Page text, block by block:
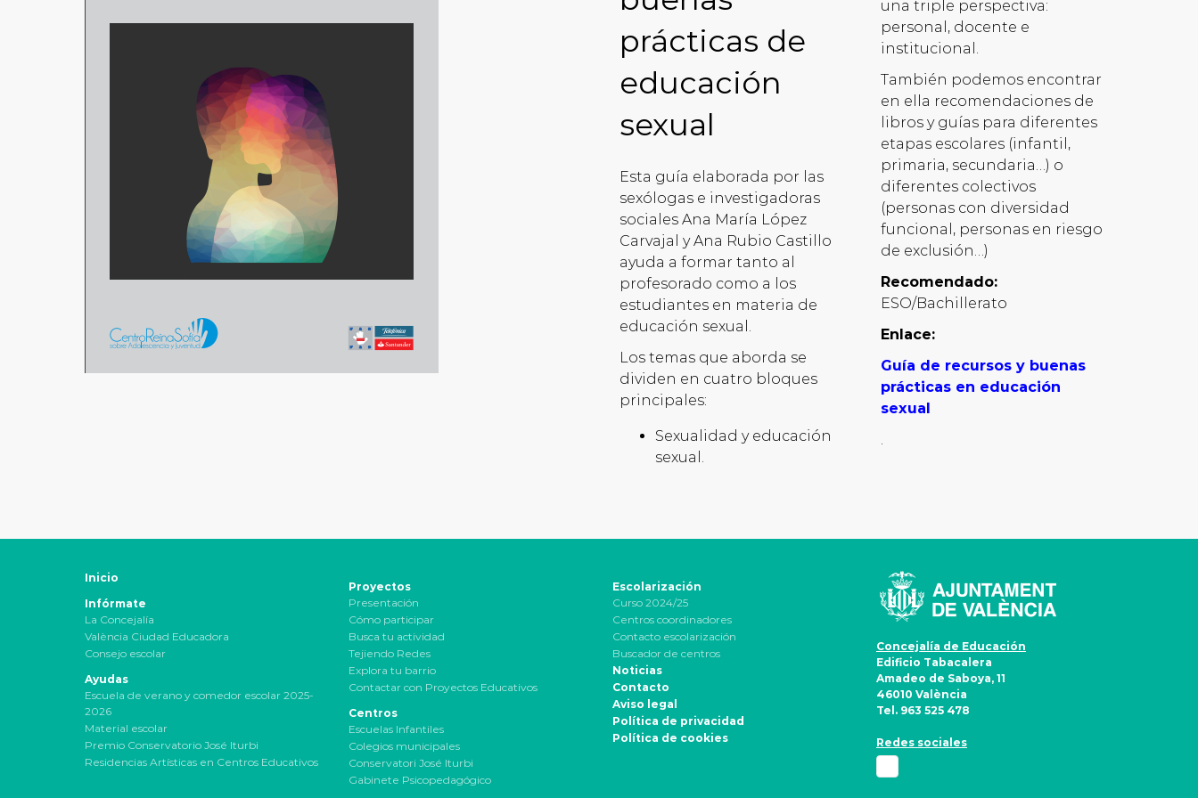
prácticas de
educación
sexual
Esta guía elaborada por las
sexólogas e investigadoras
sociales Ana María López
Carvajal y Ana Rubio Castillo
ayuda a formar tanto al
profesorado como a los
estudiantes en materia de
educación sexual.
Los temas que aborda se
dividen en cuatro bloques
principales:
Sexualidad y educación
sexual.
una triple perspectiva:
personal, docente e
institucional.
También podemos encontrar
en ella recomendaciones de
libros y guías para diferentes
etapas escolares (infantil,
primaria, secundaria…) o
diferentes colectivos
(personas con diversidad
funcional, personas en riesgo
de exclusión…)
Recomendado:
ESO/Bachillerato
Enlace:
Guía de recursos y buenas
prácticas en educación
sexual
.
Inicio
Infórmate
La Concejalía
València Ciudad Educadora
Consejo escolar
Ayudas
Escuela de verano y comedor escolar 2025-
2026
Material escolar
Premio Conservatorio José Iturbi
Residencias Artísticas en Centros Educativos
Proyectos
Presentación
Cómo participar
Busca tu actividad
Tejiendo Redes
Explora tu barrio
Contactar con Proyectos Educativos
Centros
Escuelas Infantiles
Colegios municipales
Conservatori José Iturbi
Gabinete Psicopedagógico
Escolarización
Curso 2024/25
Centros coordinadores
Contacto escolarización
Buscador de centros
Noticias
Contacto
Aviso legal
Política de privacidad
Política de cookies
Concejalía de Educación
Edificio Tabacalera
Amadeo de Saboya, 11
46010 València
Tel. 963 525 478
Redes sociales